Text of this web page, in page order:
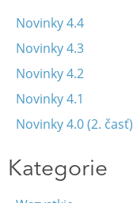
Novinky 4.4
Novinky 4.3
Novinky 4.2
Novinky 4.1
Novinky 4.0 (2. časť)
Kategorie